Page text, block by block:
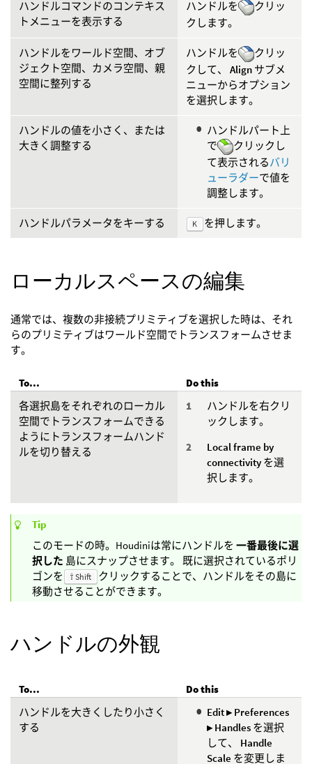
ハンドルコマンドのコンテキス
トメニューを表示する
ハンドルを
クリッ
クします。
ハンドルをワールド空間、オブ
ジェクト空間、カメラ空間、親
空間に整列する
ハンドルを
クリッ
クして、 Align サブメ
ニューからオプション
を選択します。
ハンドルの値を小さく、または
大きく調整する
ハンドルパート上
で
クリックし
て表示されるバリ
ューラダーで値を
調整します。
ハンドルパラメータをキーする K を押します。
ローカルスペースの編集
通常では、複数の非接続プリミティブを選択した時は、それ
らのプリミティブはワールド空間でトランスフォームさせま
す。
To...
Do this
各選択島をそれぞれのローカル
空間でトランスフォームできる
ようにトランスフォームハンド
ルを切り替える
ハンドルを右クリ
ックします。
Local frame by
connectivity を選
択します。
Tip
このモードの時。Houdiniは常にハンドルを 一番最後に選
択した 島にスナップさせます。 既に選択されているポリ
ゴンを
⇧ Shift
クリックすることで、ハンドルをその島に
移動させることができます。
ハンドルの外観
To...
Do this
ハンドルを大きくしたり小さく
する
Edit ▸ Preferences
▸ Handles を選択
して、 Handle
Scale を変更しま